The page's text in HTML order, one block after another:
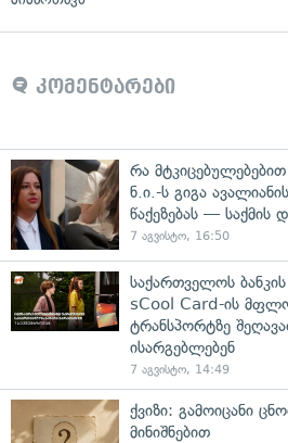
კომენტარები
რა
ნ.ი.-ს გიგა
წაქეზებას — საქმის
7 აგვისტო, 16:50
საქართველოს
sCool Card-ის
ტრანსპორტზე
ისარგებლებენ
7 აგვისტო, 14:49
ქვიზი: გამოიცანი
მინიშნებით